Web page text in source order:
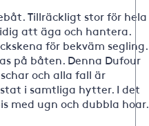
Tillräckligt stor för hela
att äga och hantera.
för bekväm segling.
på båten. Denna Dufour
och alla fall är
i samtliga hytter. I det
med ugn och dubbla hoar.